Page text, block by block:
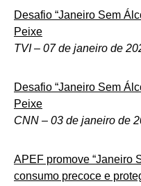
Desafio “Janeiro Sem
Peixe
TVI– 07 de janeiro de
Desafio “Janeiro Sem
Peixe
CNN – 03 de janeiro de
APEF promove “Janeiro
consumo precoce e